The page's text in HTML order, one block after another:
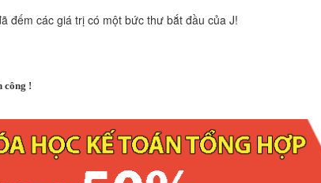
đếm các giá trị có một bức thư bắt đầu của J!
công !